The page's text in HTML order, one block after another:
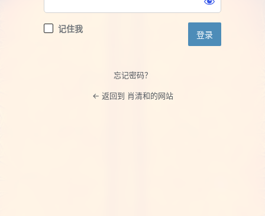
记住我
忘记密码？
← 返回到 肖清和的网站